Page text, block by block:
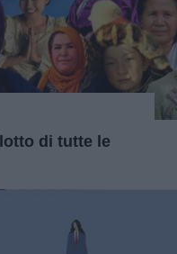
di tutte le